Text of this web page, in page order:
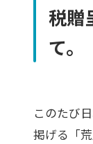
税贈
て。
このたび
掲げる「